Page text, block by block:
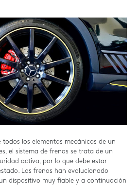
todos los elementos mecánicos de un
el sistema de frenos se trata de un
activa, por lo que debe estar
Los frenos han evolucionado
dispositivo muy fiable y a continuación